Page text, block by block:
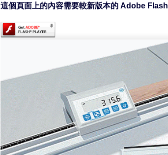
這個頁面上的內容需要較新版本的 Adobe Flash